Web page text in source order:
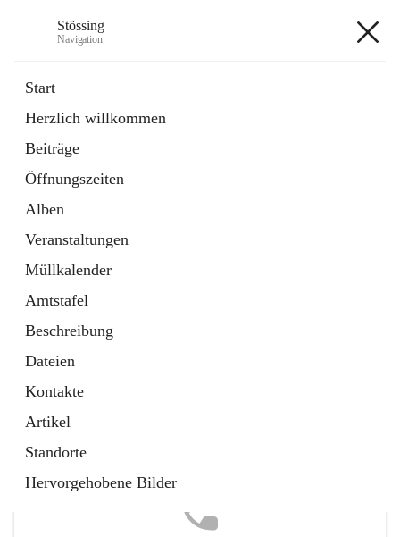
Stössing
Navigation
Start
Herzlich willkommen
Beiträge
Öffnungszeiten
Alben
Veranstaltungen
Müllkalender
Amtstafel
Beschreibung
Dateien
Kontakte
Artikel
Standorte
Hervorgehobene Bilder
Datei
in
Tab
Kindergarten
öffnet
in
neuem
Tab